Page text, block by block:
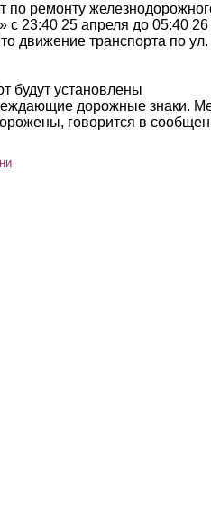
по ремонту
с 23:40 25 апреля до 05:40 26
движение транспорта по ул.
будут установлены
дорожные знаки.
говорится в